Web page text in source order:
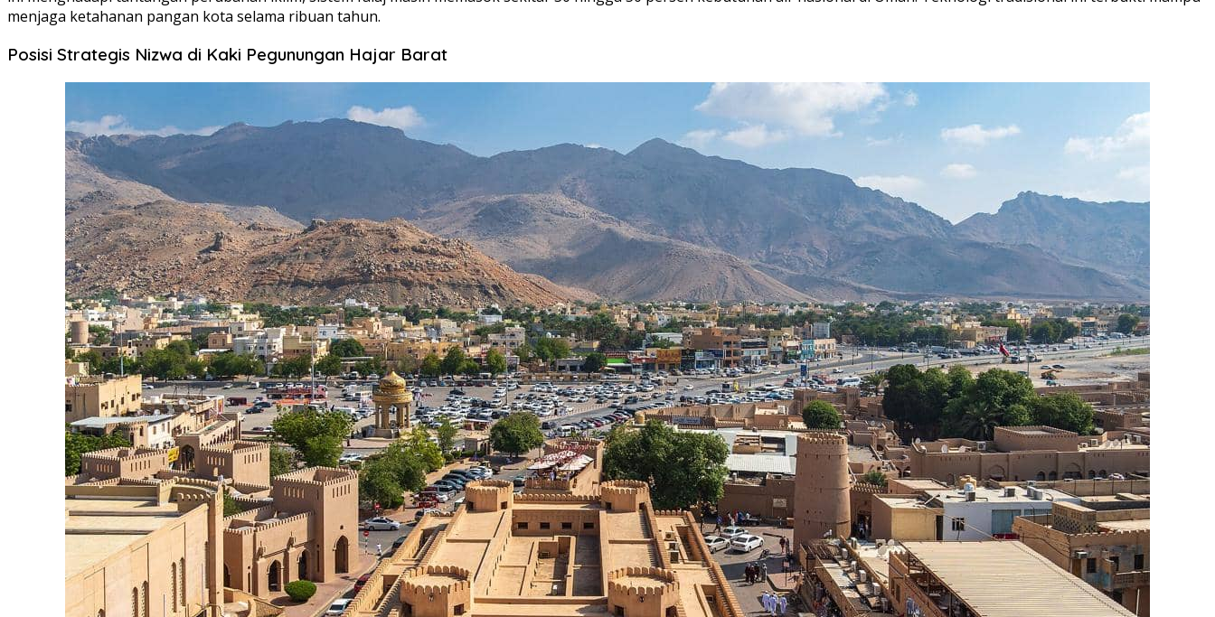
menjaga ketahanan pangan kota selama ribuan tahun.
Posisi Strategis Nizwa di Kaki Pegunungan Hajar Barat